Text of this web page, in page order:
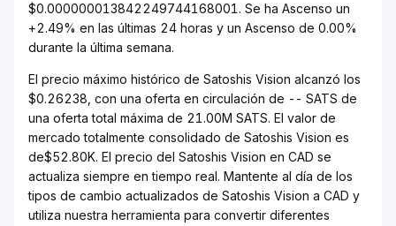
$0.000000013842249744168001. Se ha Ascenso un
+2.49% en las últimas 24 horas y un Ascenso de 0.00%
durante la última semana.
El precio máximo histórico de Satoshis Vision alcanzó los
$0.26238, con una oferta en circulación de -- SATS de
una oferta total máxima de 21.00M SATS. El valor de
mercado totalmente consolidado de Satoshis Vision es
de$52.80K. El precio del Satoshis Vision en CAD se
actualiza siempre en tiempo real. Mantente al día de los
tipos de cambio actualizados de Satoshis Vision a CAD y
utiliza nuestra herramienta para convertir diferentes